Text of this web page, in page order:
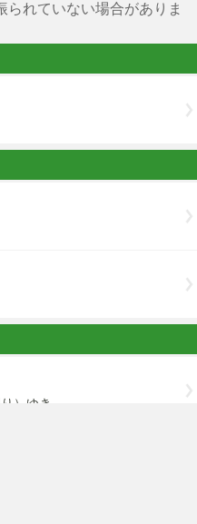
れていない場合がありま
）ゆき